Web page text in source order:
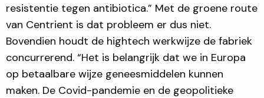
resistentie tegen antibiotica.” Met de groene route
van Centrient is dat probleem er dus niet.
Bovendien houdt de hightech werkwijze de fabriek
concurrerend. “Het is belangrijk dat we in Europa
op betaalbare wijze geneesmiddelen kunnen
maken. De Covid-pandemie en de geopolitieke